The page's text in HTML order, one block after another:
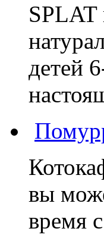
SPLAT
детей
вы
время